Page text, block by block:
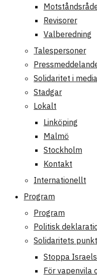
Revisorer
Valberedning
Talespersoner
Solidaritet i media
Stadgar
Lokalt
Linköping
Malmö
Stockholm
Kontakt
Internationellt
Program
Program
Politisk
Solidaritets
Stoppa
För vapenvila